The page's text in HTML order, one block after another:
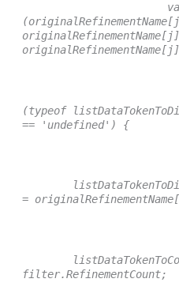
var
(typeof
== 'undefined') {
=
filter.RefinementCount;